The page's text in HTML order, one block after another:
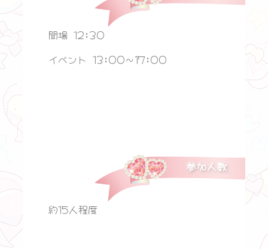
開場 12:30
イベント 13:00〜17:00
参加人数
約15人程度